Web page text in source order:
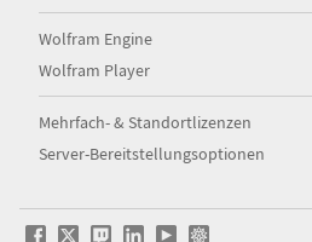
Wolfram Engine
Wolfram Player
Mehrfach- & Standortlizenzen
Server-Bereitstellungsoptionen